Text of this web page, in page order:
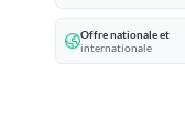
Offre nationale et
internationale